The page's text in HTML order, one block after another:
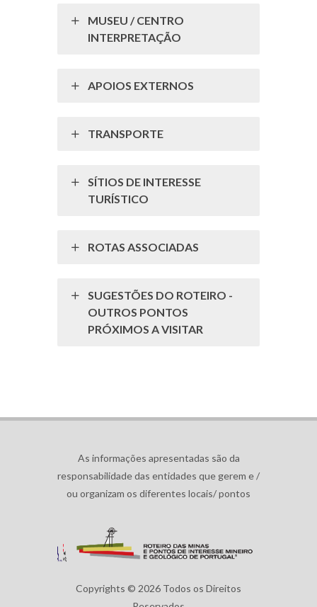
MUSEU / CENTRO
INTERPRETAÇÃO
APOIOS EXTERNOS
TRANSPORTE
SÍTIOS DE INTERESSE
TURÍSTICO
ROTAS ASSOCIADAS
SUGESTÕES DO ROTEIRO -
OUTROS PONTOS
PRÓXIMOS A VISITAR
As informações apresentadas são da
responsabilidade das entidades que gerem e /
ou organizam os diferentes locais/ pontos
Copyrights © 2026 Todos os Direitos